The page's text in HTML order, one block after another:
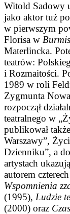
Witold Sadowy
jako aktor tuż
w pierwszym
Florisa w
Materlincka.
teatrów:
i Rozmaitości.
1989 w roli
Zygmunta
rozpoczął
teatralnego w
publikował
Warszawy”,
Dzienniku”, a
artystach
autorem
Wspomnienia
(1995), Ludzie
(2000) oraz